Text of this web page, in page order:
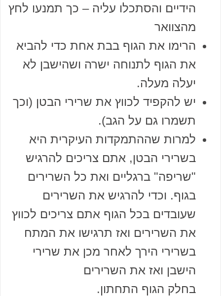
הידיים והסתכלו עליה – כך תמנעו לחץ
מהצוואר
הרימו את הגוף בבת אחת כדי להביא
את הגוף לתנוחה ישרה ושהישבן לא
יעלה מעלה.
יש להקפיד לכווץ את שרירי הבטן (וכך
תשמרו גם על הגב).
למרות שההתמקדות העיקרית היא
בשרירי הבטן, אתם צריכים להרגיש
"שריפה" ברגליים ואת כל השרירים
בגוף. וכדי להרגיש את השרירים
שעובדים בכל הגוף אתם צריכים לכווץ
את השרירים ואז תרגישו את המתח
בשרירי הירך לאחר מכן את שרירי
הישבן ואז את השרירים
בחלק הגוף התחתון.